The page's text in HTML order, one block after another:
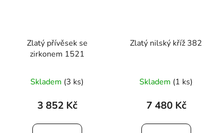
Zlatý přívěsek se
zirkonem 1521
Skladem (3 ks)
3 852 Kč
Zlatý nilský kříž 382
Skladem (1 ks)
7 480 Kč